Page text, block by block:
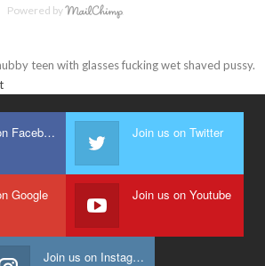
Powered by
teen with glasses fucking wet shaved pussy.
Join us on Facebook Join us on Twitter
Google Join us on Youtube
Join us on Instagram